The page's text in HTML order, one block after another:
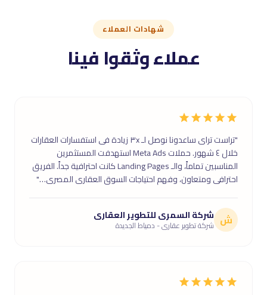
شهادات العملاء
عملاء وثقوا فينا
"تراست تراى ساعدونا نوصل لـ ٣x زيادة فى استفسارات العقارات
خلال ٤ شهور. حملات Meta Ads استهدفت المستثمرين
المناسبين تماماً، والـ Landing Pages كانت احترافية جداً. الفريق
احترافى ومتعاون، وفهم احتياجات السوق العقارى المصرى…"
ش شركة السمرى للتطوير العقارى
شركة تطوير عقارى - دمياط الجديدة